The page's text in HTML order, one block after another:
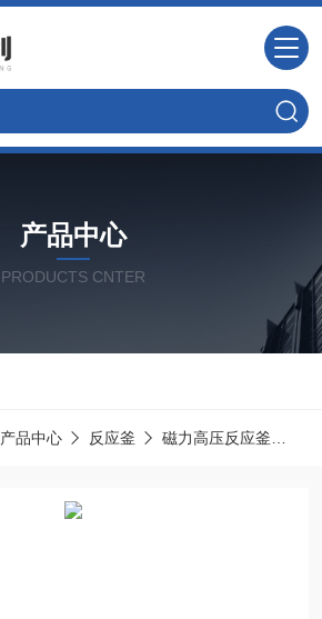
产品中心
PRODUCTS CNTER
产品中心 反应釜 磁力高压反应釜